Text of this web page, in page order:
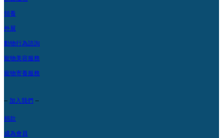
領養
外展
動物行為諮詢
寵物美容服務
寵物寄養服務
– 加入我們 –
捐款
成為會員